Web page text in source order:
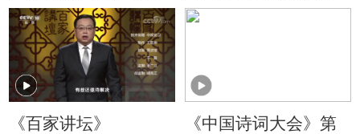
夏献平（课堂视频）
时：备汛温州
《百家讲坛》
《中国诗词大会》第